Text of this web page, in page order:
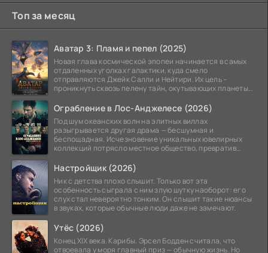
Топ за месяц
Аватар 3: Пламя и пепел (2025)
Новая глава космической эпопеи начинается в самых
отдаленных уголках галактики, куда смело
отправляются Джейк Салли и Нейтири. Их цель –
проникнуть сквозь пелену тайн, окутывающих планеты
Ограбление в Лос-Анджелесе (2026)
Под шум океанских волн на элитных виллах
разыгрывается другая драма — бесшумная и
беспощадная. Исчезновение уникальных ювелирных
коллекций потрясло местное общество, превратив
Настройщик (2026)
Ник с детства плохо слышит. Только вот эта
особенность сыграла с ним злую шутку наоборот: его
слух стал невероятно тонким. Он слышит такие нюансы
в звуках, которые обычные люди даже не замечают.
Утёс (2026)
Конец XIX века. Карибы. Эрсел Бодден считала, что
отвоевала у моря главный приз — обычную жизнь. Но